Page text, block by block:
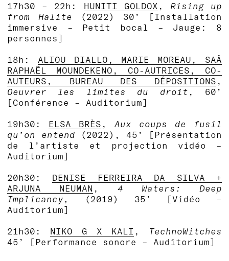
17h30 – 22h: HUNITI GOLDOX , Rising up
from Halite (2022)
30’ [Installation
immersive – Petit bocal – Jauge: 8
personnes]
18h: ALIOU DIALLO, MARIE MOREAU, SAÂ
RAPHAËL MOUNDEKENO, CO-AUTRICES, CO-
AUTEURS, BUREAU DES DÉPOSITIONS ,
Oeuvrer les limites du droit , 60’
[Conférence – Auditorium]
19h30: ELSA BRÈS , Aux coups de fusil
qu’on entend
(2022), 45’ [Présentation
de l’artiste et projection vidéo –
Auditorium]
20h30: DENISE FERREIRA DA SILVA +
ARJUNA NEUMAN , 4 Waters: Deep
Implicancy,
(2019) 35’ [Vidéo –
Auditorium]
21h30: NIKO G X KALI , TechnoWitches
45’ [Performance sonore – Auditorium]